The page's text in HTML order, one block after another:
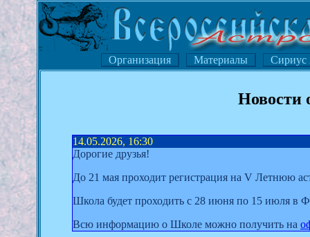
Организация Материалы Сириус
Новости
14.05.2026, 16:30
Дорогие друзья!
До 21 мая проходит регистрация на V Летнюю
Школа будет проходить с 28 июня по 15 июля
Всю информацию о Школе можно получить на